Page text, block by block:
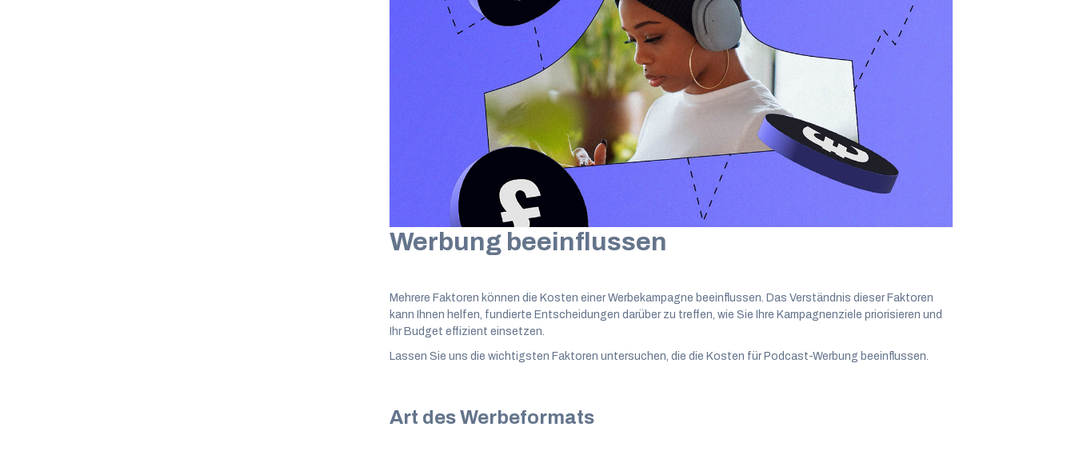
zwischen 15 und 30 US-Dollar für vorproduzierte Anzeigen von bis zu 60 Sekunden. Vom Host gelesene
Sponsorings kosten typischerweise zwischen 25 und 40 US-Dollar CPM, und Nischen-Podcasts mit
hochwertigen Zielgruppen, wie Business und Finanzen, können 40 US-Dollar oder mehr verlangen.
Letztendlich variieren die Podcast-Werbepreise je nach Art der Anzeige, Zielgruppengröße, Targeting-
Kriterien und anderen Faktoren.
Wenn Sie ein Podcast-Profi im Büro werden möchten, lesen Sie weiter. Dieser Leitfaden gibt Ihnen einen
vollständigen Überblick darüber, wie Podcast-Werbepreise funktionieren, welche verschiedenen Arten von
Podcast-Anzeigen es gibt, und bietet Tipps für Werbetreibende, die mit Podcast-Werbung beginnen
Faktoren, die die Kosten von Podcast-
Werbung beeinflussen
Mehrere Faktoren können die Kosten einer Werbekampagne beeinflussen. Das Verständnis dieser Faktoren
kann Ihnen helfen, fundierte Entscheidungen darüber zu treffen, wie Sie Ihre Kampagnenziele priorisieren und
Ihr Budget effizient einsetzen.
Lassen Sie uns die wichtigsten Faktoren untersuchen, die die Kosten für Podcast-Werbung beeinflussen.
Art des Werbeformats